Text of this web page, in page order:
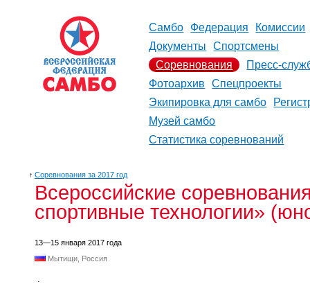
Самбо Федерация
Комиссии
Документы
Спортсмены
Соревнования
Пресс-
Фотоархив
Спецпроекты
Экипировка для самбо
Музей самбо
Статистика соревнований
↑ Соревнования за 2017 год
Всероссийские
спортивные технологии»
13—15 января 2017 года
Мытищи, Россия
.